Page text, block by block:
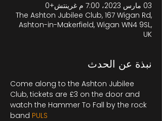
03 مارس 2023، 7:00 م غرينتش+0
The Ashton Jubilee Club, 167 Wigan Rd,
Ashton-in-Makerfield, Wigan WN4 9SL,
UK
نبذة عن الحدث
Come along to the Ashton Jubilee
Club, tickets are £3 on the door and
watch the Hammer To Fall by the rock
band PULS